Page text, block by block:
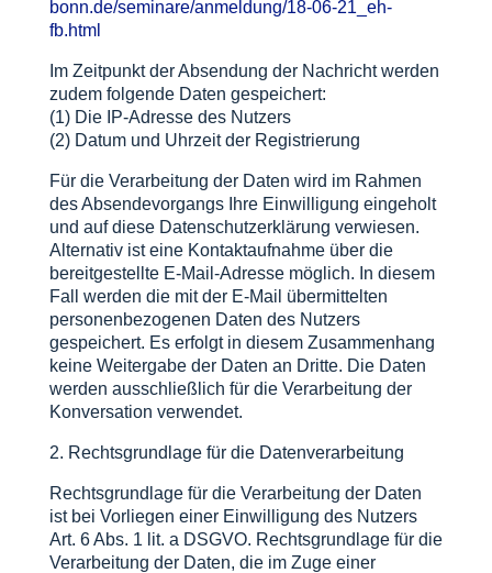
bonn.de/seminare/anmeldung/18-06-21_eh-
fb.html
Im Zeitpunkt der Absendung der Nachricht werden
zudem folgende Daten gespeichert:
(1) Die IP-Adresse des Nutzers
(2) Datum und Uhrzeit der Registrierung
Für die Verarbeitung der Daten wird im Rahmen
des Absendevorgangs Ihre Einwilligung eingeholt
und auf diese Datenschutzerklärung verwiesen.
Alternativ ist eine Kontaktaufnahme über die
bereitgestellte E-Mail-Adresse möglich. In diesem
Fall werden die mit der E-Mail übermittelten
personenbezogenen Daten des Nutzers
gespeichert. Es erfolgt in diesem Zusammenhang
keine Weitergabe der Daten an Dritte. Die Daten
werden ausschließlich für die Verarbeitung der
Konversation verwendet.
2. Rechtsgrundlage für die Datenverarbeitung
Rechtsgrundlage für die Verarbeitung der Daten
ist bei Vorliegen einer Einwilligung des Nutzers
Art. 6 Abs. 1 lit. a DSGVO. Rechtsgrundlage für die
Verarbeitung der Daten, die im Zuge einer